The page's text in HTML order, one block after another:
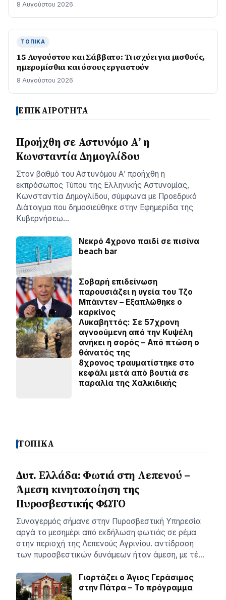
8 Αυγούστου 2026
ΤΟΠΙΚΆ
15 Αυγούστου και Σάββατο: Τι ισχύει για μισθούς,
ημερομίσθια και όσους εργαστούν
8 Αυγούστου 2026
ΕΠΙΚΑΙΡΟΤΗΤΑ
Προήχθη σε Αστυνόμο Α’ η
Κωνσταντία Δημογλίδου
Στον βαθμό του Αστυνόμου Α’ προήχθη η
εκπρόσωπος Τύπου της Ελληνικής Αστυνομίας,
Κωνσταντία Δημογλίδου, σύμφωνα με Προεδρικό
Διάταγμα που δημοσιεύθηκε στην Εφημερίδα της
Κυβερνήσεω…
Νεκρό 4χρονο παιδί σε πισίνα
beach bar
Σοβαρή επιδείνωση
παρουσιάζει η υγεία του Τζο
Μπάιντεν – Εξαπλώθηκε ο
καρκίνος
Λυκαβηττός: Σε 57χρονη
αγνοούμενη από την Κυψέλη
ανήκει η σορός – Από πτώση ο
θάνατός της
8χρονος τραυματίστηκε στο
κεφάλι μετά από βουτιά σε
παραλία της Χαλκιδικής
ΤΟΠΙΚΑ
Δυτ. Ελλάδα: Φωτιά στη Λεπενού –
Άμεση κινητοποίηση της
Πυροσβεστικής ΦΩΤΟ
Συναγερμός σήμανε στην Πυροσβεστική Υπηρεσία
αργά το μεσημέρι από εκδήλωση φωτιάς σε ρέμα
στην περιοχή της Λεπενούς Αγρινίου. αντίδραση
των πυροσβεστικών δυνάμεων ήταν άμεση, με τέ…
Γιορτάζει ο Άγιος Γεράσιμος
στην Πάτρα – Το πρόγραμμα